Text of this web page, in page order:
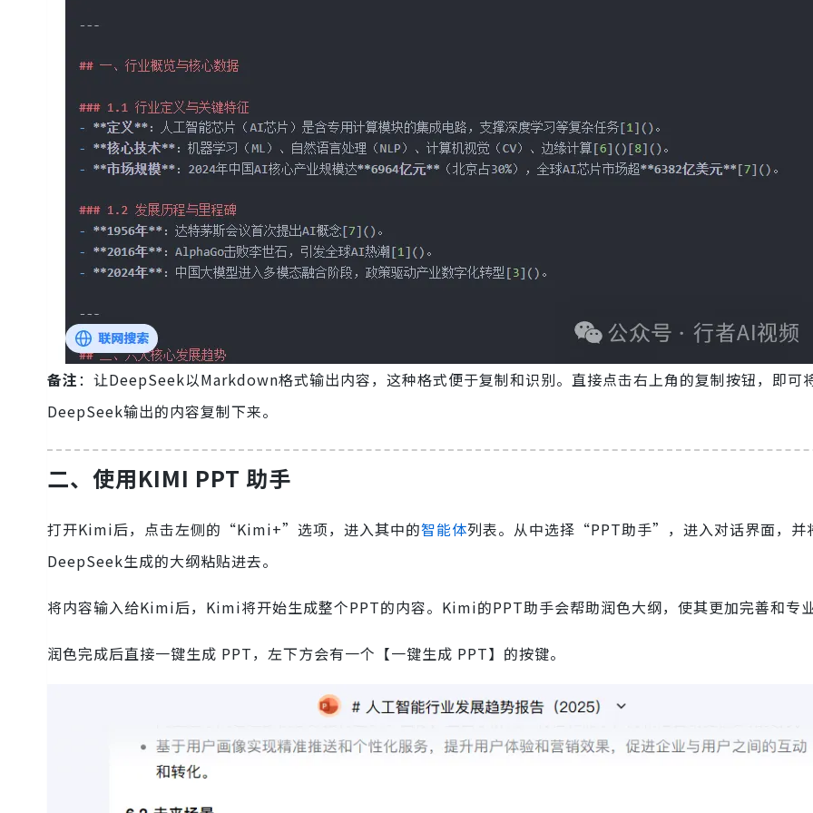
备注：让DeepSeek以Markdown格式输出内容，这种格式便于复制和识别。直接点击右上角的复制按钮，即可
DeepSeek输出的内容复制下来。
二、使用KIMI PPT 助手
打开Kimi后，点击左侧的“Kimi+”选项，进入其中的智能体列表。从中选择“PPT助手”，进入对话界面，并
DeepSeek生成的大纲粘贴进去。
将内容输入给Kimi后，Kimi将开始生成整个PPT的内容。Kimi的PPT助手会帮助润色大纲，使其更加完善和专
润色完成后直接一键生成 PPT，左下方会有一个【一键生成 PPT】的按键。